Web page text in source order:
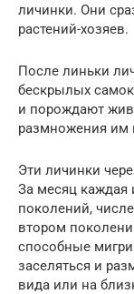
личинки. Они
растений-хозяев.
После линьки
бескрылых
и порождают
размножения
Эти личинки
За месяц каждая
поколений,
втором
способные
заселяться и
вида или на